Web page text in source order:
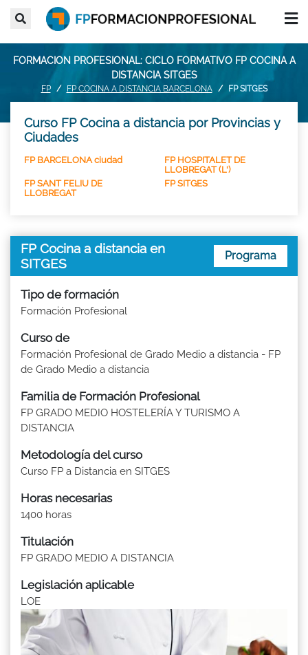
FORMACION PROFESIONAL: CICLO FORMATIVO FP COCINA A
DISTANCIA SITGES
FP FP COCINA A DISTANCIA BARCELONA FP SITGES
Curso FP Cocina a distancia por Provincias y
Ciudades
FP BARCELONA ciudad
FP HOSPITALET DE
LLOBREGAT (L')
FP SANT FELIU DE
LLOBREGAT
FP SITGES
FP Cocina a distancia en
SITGES
Programa
Tipo de formación
Formación Profesional
Curso de
Formación Profesional de Grado Medio a distancia - FP
de Grado Medio a distancia
Familia de Formación Profesional
FP GRADO MEDIO HOSTELERÍA Y TURISMO A
DISTANCIA
Metodología del curso
Curso FP a Distancia en SITGES
Horas necesarias
1400 horas
Titulación
FP GRADO MEDIO A DISTANCIA
Legislación aplicable
LOE